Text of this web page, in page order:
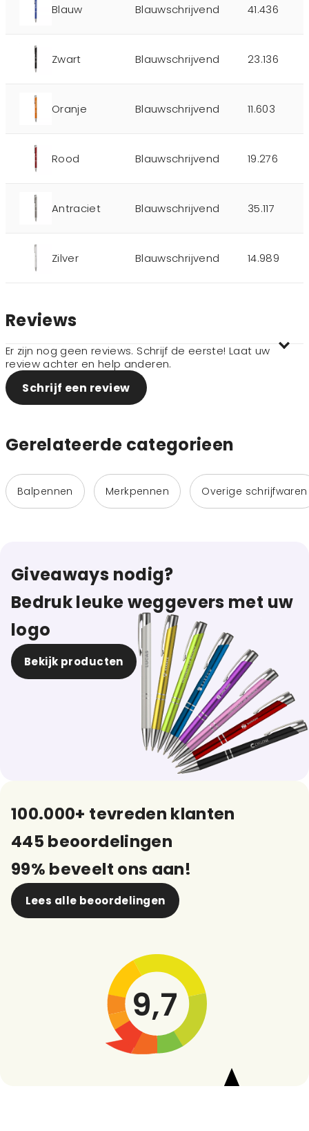
Blauw Blauwschrijvend 41.436
Zwart Blauwschrijvend 23.136
Oranje Blauwschrijvend 11.603
Rood Blauwschrijvend 19.276
Antraciet Blauwschrijvend 35.117
Zilver Blauwschrijvend 14.989
Reviews
Er zijn nog geen reviews. Schrijf de eerste! Laat uw
review achter en help anderen.
Schrijf een review
Gerelateerde categorieen
Balpennen Merkpennen Overige schrijfwaren
Giveaways nodig?
Bedruk leuke weggevers met uw
logo
Bekijk producten
100.000+ tevreden klanten
445 beoordelingen
99% beveelt ons aan!
Lees alle beoordelingen
9,7